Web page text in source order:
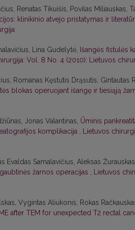
Renatas Tikuišis, Povilas Miliauskas,
klinikinio atvejo pristatymas ir
Lina Gudelytė, Išangės fistulės
Vol. 8 No. 4 (2010): Lietuvos
Romanas Kęstutis Drąsutis, Gintautas
blokas operuojant išangę ir tiesiąją
Jonas Valantinas, Ūminis
komplikacija , Lietuvos
Evaldas Samalavičius, Aleksas
žarnos operacijas , Lietuvos
Vygintas Aliukonis, Rokas
after TEM for unexpected T2 rectal